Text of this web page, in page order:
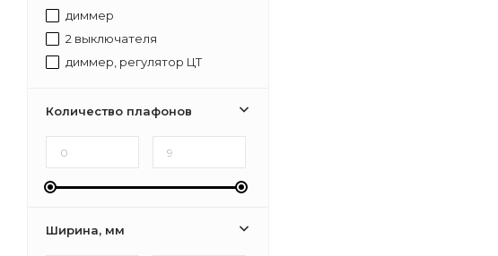
диммер
2 выключателя
диммер, регулятор ЦТ
Количество плафонов
Ширина, мм